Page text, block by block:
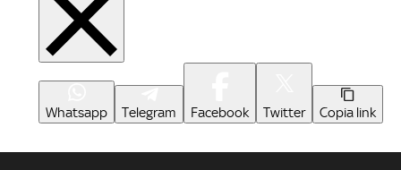
Whatsapp Telegram Facebook Twitter Copia link